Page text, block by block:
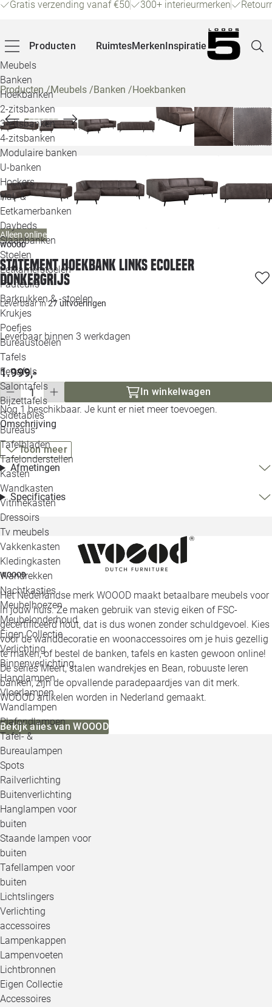
Gratis verzending vanaf €50 300+ interieurmerken
Producten
Meubels
Banken
Hoekbanken
2-zitsbanken
3-zitsbanken
4-zitsbanken
Modulaire banken
U-banken
Hockers
Hal- &
Eetkamerbanken
Daybeds
Slaapbanken
Stoelen
Eetkamerstoelen
Fauteuils
Barkrukken & -stoelen
Krukjes
Poefjes
Bureaustoelen
Tafels
Eettafels
Salontafels
Bijzettafels
Sidetables
Bureaus
Tafelbladen
Tafelonderstellen
Kasten
Wandkasten
Vitrinekasten
Dressoirs
Tv meubels
Vakkenkasten
Kledingkasten
Wandrekken
Nachtkastjes
Meubelhoezen
Meubelonderhoud
Eigen Collectie
Verlichting
Binnenverlichting
Hanglampen
Vloerlampen
Wandlampen
Plafondlampen
Tafel- &
Bureaulampen
Spots
Railverlichting
Buitenverlichting
Hanglampen voor
buiten
Staande lampen voor
buiten
Tafellampen voor
buiten
Lichtslingers
Verlichting
accessoires
Lampenkappen
Lampenvoeten
Lichtbronnen
Eigen Collectie
Accessoires
RuimtesMerkenInspiratie
Producten/Meubels /Banken /Hoekbanken
Alleen online
WOOOD
Statement hoekbank links ecoleer
donkergrijs
Leverbaar in27 uitvoeringen
Leverbaar binnen 3 werkdagen
1.999,-
In winkelwagen
Nog 1 beschikbaar. Je kunt er niet meer toevoegen.
Omschrijving
Toon meer
Afmetingen
Specificaties
WOOOD
Het Nederlandse merk WOOOD maakt betaalbare meubels voor
in jouw huis. Ze maken gebruik van stevig eiken of FSC-
gecertificeerd hout, dat is dus wonen zonder schuldgevoel. Kies
voor de wanddecoratie en woonaccessoires om je huis gezellig
te maken, of bestel de banken, tafels en kasten gewoon online!
De series Meert, stalen wandrekjes en Bean, robuuste leren
banken, zijn de opvallende paradepaardjes van dit merk.
WOOOD artikelen worden in Nederland gemaakt.
Bekijk alles van WOOOD